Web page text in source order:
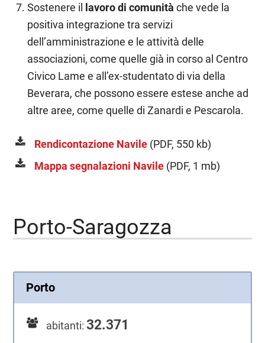
Sostenere il
lavoro di comunità che vede la
positiva integrazione tra servizi
dell’amministrazione e le attività delle
associazioni, come quelle già in corso al Centro
Civico Lame e all’ex-studentato di via della
Beverara, che possono essere estese anche ad
altre aree, come quelle di Zanardi e Pescarola.
Rendicontazione Navile (PDF, 550 kb)
Mappa segnalazioni Navile (PDF, 1 mb)
Porto-Saragozza
Porto
abitanti:32.371